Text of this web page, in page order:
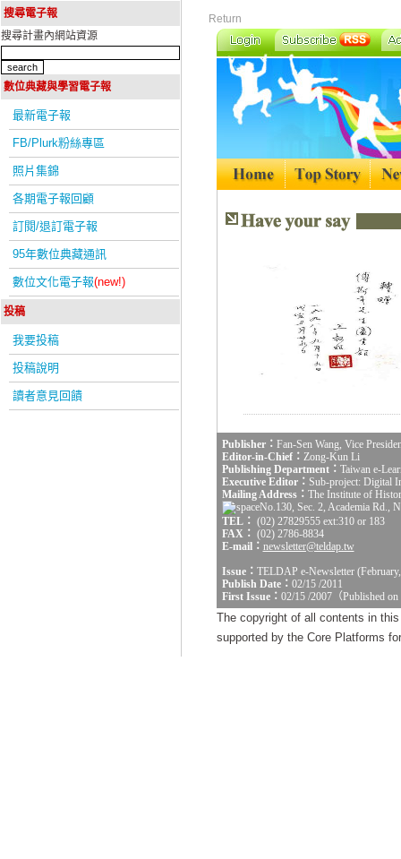
搜尋電子報
搜尋計畫內網站資源
數位典藏與學習電子報
最新電子報
FB/Plurk粉絲專區
照片集錦
各期電子報回顧
訂閱/退訂電子報
95年數位典藏通訊
數位文化電子報(new!)
投稿
我要投稿
投稿說明
讀者意見回饋
Return
Publisher： Fan-Sen Wang, Vice
Editor-in-Chief： Zong-Kun Li
Publishing Department： Taiwan e-
Executive Editor： Sub-project: Digital
Mailing Address： The Institute of
No.130, Sec. 2, Academia Rd.,
TEL： (02) 27829555 ext:310 or 183
FAX： (02) 2786-8834
E-mail： newsletter@teldap.tw
Issue： TELDAP e-Newsletter
Publish Date： 02/15 /2011
First Issue： 02/15 /2007（Published
The copyright of all contents in
supported by the Core Platforms